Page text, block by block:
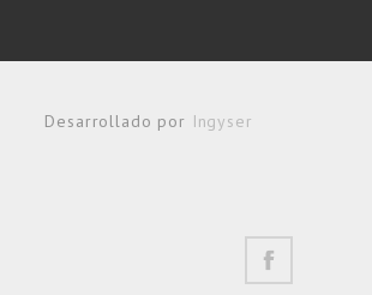
Desarrollado por Ingyser